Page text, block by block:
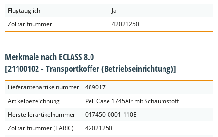
Flugtauglich
Ja
Zolltarifnummer
42021250
Merkmale nach ECLASS 8.0
[21100102 - Transportkoffer (Betriebseinrichtung)]
Lieferantenartikelnummer
489017
Artikelbezeichnung
Peli Case 1745Air mit Schaumstoff
Herstellerartikelnummer
017450-0001-110E
Zolltarifnummer (TARIC)
42021250